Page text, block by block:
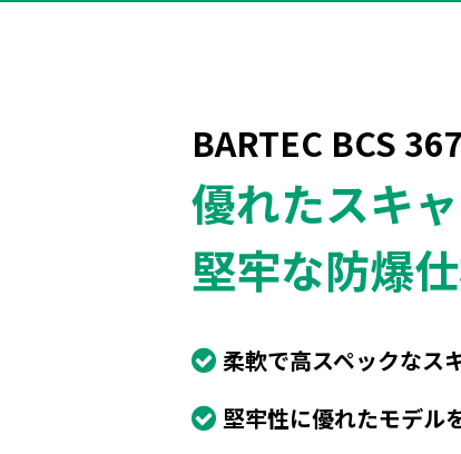
BARTEC BCS
優れたスキ
堅牢な防爆
柔軟で高スペックなス
堅牢性に優れたモデル